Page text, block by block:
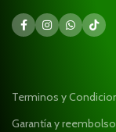
Terminos y
Garantía y reembolso